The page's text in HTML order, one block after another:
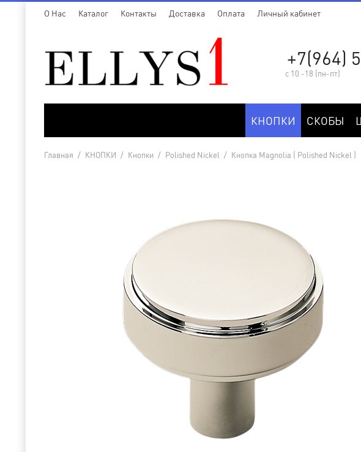
O Нас Каталог Контакты Доставка Оплата Личный кабинет
+7(964)
с 10 -18 (пн-пт)
КНОПКИ СКОБЫ
Главная / КНОПКИ / Кнопки / Polished Nickel / Кнопка Magnolia ( Polished Nickel )